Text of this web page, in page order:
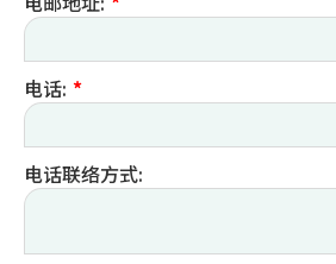
电话: *
电话联络方式: